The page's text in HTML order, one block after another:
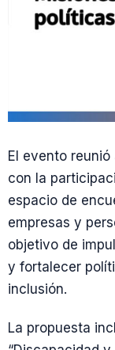
El evento
con la
espacio de
empresas y
objetivo de
y fortalecer
inclusión.
La propuesta